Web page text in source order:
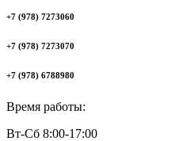
+7 (978) 7273060
+7 (978) 7273070
+7 (978) 6788980
Время работы:
Вт-Сб 8:00-17:00